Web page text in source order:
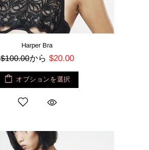
Harper Bra
$100.00から $20.00
オプションを選択